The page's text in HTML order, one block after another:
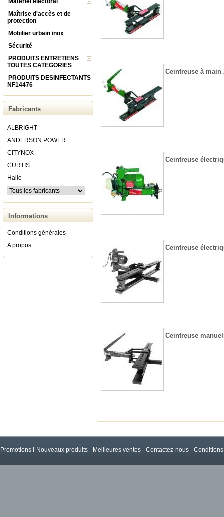
Matériel électoral
Maîtrise d'accès et de
protection
Mobilier urbain inox
Sécurité
PRODUITS ENTRETIENS
TOUTES CATEGORIES
PRODUITS DESINFECTANTS
NF14476
Fabricants
ALBRIGHT
ANDERSON POWER
CITYNOX
CURTIS
Hailo
Informations
Conditions générales
A propos
Ceintreuse à main
Ceintreuse
Ceintreuse
Ceintreuse
Promotions Nouveaux produits Meilleures ventes Contactez-nous